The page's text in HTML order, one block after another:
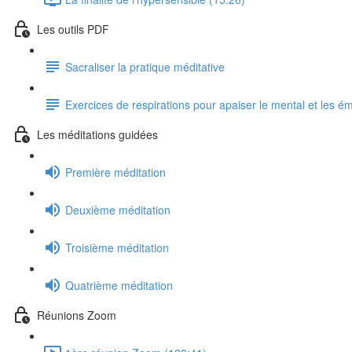
Les outils PDF
Sacraliser la pratique méditative
Exercices de respirations pour apaiser le mental et les
Les méditations guidées
Première méditation
Deuxième méditation
Troisième méditation
Quatrième méditation
Réunions Zoom